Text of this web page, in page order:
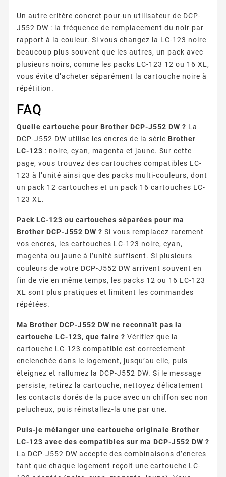
Un autre critère concret pour un utilisateur de DCP-
J552 DW : la fréquence de remplacement du noir par
rapport à la couleur. Si vous changez la LC-123 noire
beaucoup plus souvent que les autres, un pack avec
plusieurs noirs, comme les packs LC-123 12 ou 16 XL,
vous évite d’acheter séparément la cartouche noire à
répétition.
FAQ
Quelle cartouche pour Brother DCP-J552 DW ? La
DCP-J552 DW utilise les encres de la série Brother
LC-123 : noire, cyan, magenta et jaune. Sur cette
page, vous trouvez des cartouches compatibles LC-
123 à l’unité ainsi que des packs multi-couleurs, dont
un pack 12 cartouches et un pack 16 cartouches LC-
123 XL.
Pack LC-123 ou cartouches séparées pour ma
Brother DCP-J552 DW ? Si vous remplacez rarement
vos encres, les cartouches LC-123 noire, cyan,
magenta ou jaune à l’unité suffisent. Si plusieurs
couleurs de votre DCP-J552 DW arrivent souvent en
fin de vie en même temps, les packs 12 ou 16 LC-123
XL sont plus pratiques et limitent les commandes
répétées.
Ma Brother DCP-J552 DW ne reconnaît pas la
cartouche LC-123, que faire ? Vérifiez que la
cartouche LC-123 compatible est correctement
enclenchée dans le logement, jusqu’au clic, puis
éteignez et rallumez la DCP-J552 DW. Si le message
persiste, retirez la cartouche, nettoyez délicatement
les contacts dorés de la puce avec un chiffon sec non
pelucheux, puis réinstallez-la une par une.
Puis-je mélanger une cartouche originale Brother
LC-123 avec des compatibles sur ma DCP-J552 DW ?
La DCP-J552 DW accepte des combinaisons d’encres
tant que chaque logement reçoit une cartouche LC-